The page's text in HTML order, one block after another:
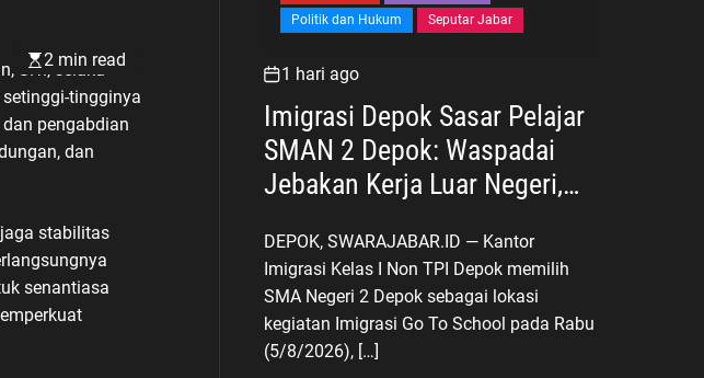
2 min read
S.T., selaku
tingginya
pengabdian
dan
stabilitas
senantiasa
Politik dan Hukum
Seputar Jabar
1 hari ago
Imigrasi Depok Sasar Pelajar
SMAN 2 Depok: Waspadai
Jebakan Kerja Luar Negeri,
Depan
DEPOK, SWARAJABAR.ID — Kantor
Imigrasi Kelas I Non TPI Depok memilih
SMA Negeri 2 Depok sebagai lokasi
kegiatan Imigrasi Go To School pada Rabu
(5/8/2026), […]